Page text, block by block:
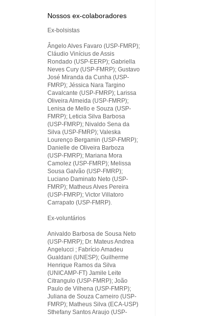
Nossos ex-colaboradores
Ex-bolsistas
Ângelo Alves Favaro (USP-FMRP);
Cláudio Vinícius de Assis
Rondado (USP-EERP); Gabriella
Neves Cury (USP-FMRP); Gustavo
José Miranda da Cunha (USP-
FMRP); Jéssica Nara Targino
Cavalcante (USP-FMRP); Larissa
Oliveira Almeida (USP-FMRP);
Lenisa de Mello e Souza (USP-
FMRP); Leticia Silva Barbosa
(USP-FMRP); Nivaldo Sena da
Silva (USP-FMRP); Valeska
Lourenço Bergamin (USP-FMRP);
Danielle de Oliveira Barboza
(USP-FMRP); Mariana Mora
Camolez (USP-FMRP); Melissa
Sousa Galvão (USP-FMRP);
Luciano Daminato Neto (USP-
FMRP); Matheus Alves Pereira
(USP-FMRP); Victor Villatoro
Carrapato (USP-FMRP).
Ex-voluntários
Anivaldo Barbosa de Sousa Neto
(USP-FMRP); Dr. Mateus Andrea
Angelucci ; Fabrício Amadeu
Gualdani (UNESP); Guilherme
Henrique Ramos da Silva
(UNICAMP-FT) Jamile Leite
Citrangulo (USP-FMRP); João
Paulo de Vilhena (USP-FMRP);
Juliana de Souza Carneiro (USP-
FMRP); Matheus Silva (ECA-USP)
Sthefany Santos Araujo (USP-